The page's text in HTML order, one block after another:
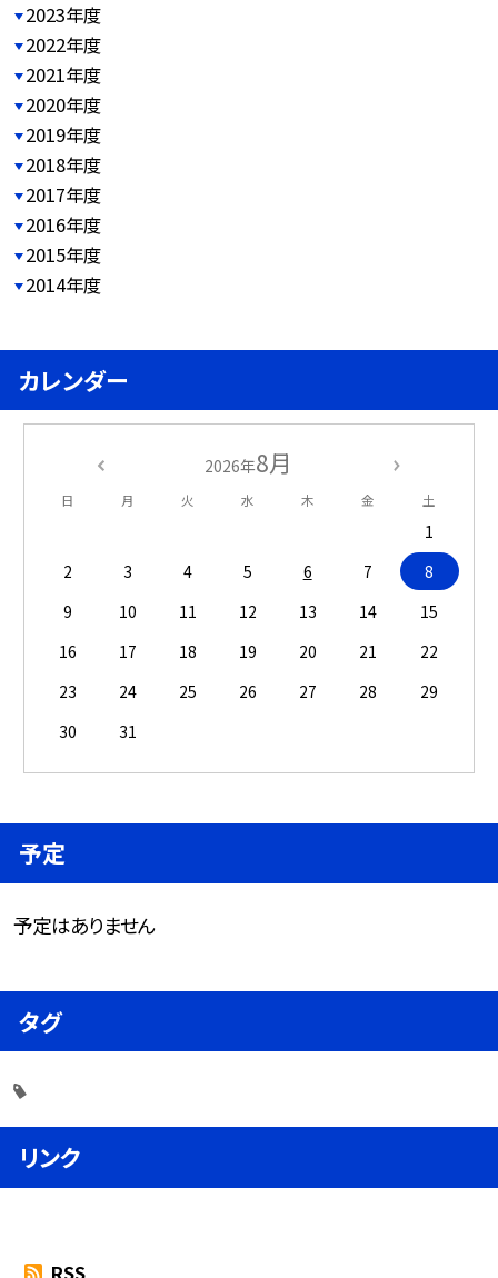
2023年度
2022年度
2021年度
2020年度
2019年度
2018年度
2017年度
2016年度
2015年度
2014年度
カレンダー
2026年8月
日 月 火 水 木 金 土
1
2
3 4 5 6 7
8
9
10 11 12 13 14
15
16
17 18 19 20 21
22
23
24 25 26 27 28
29
30
31
予定
予定はありません
タグ
リンク
RSS